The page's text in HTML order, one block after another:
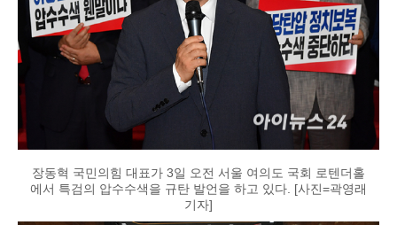
장동혁 국민의힘 대표가 3일 오전 서울 여의도 국회 로텐더홀
에서 특검의 압수수색을 규탄 발언을 하고 있다. [사진=곽영래
기자]